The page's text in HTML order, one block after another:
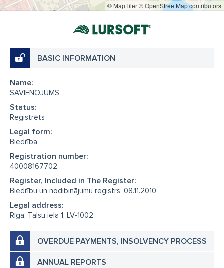
© MapTiler© OpenStreetMap contributors
BASIC INFORMATION
Name:
SAVIENOJUMS
Status:
Reģistrēts
Legal form:
Biedrība
Registration number:
40008167702
Register, Included in The Register:
Biedrību un nodibinājumu reģistrs, 08.11.2010
Legal address:
Rīga, Talsu iela 1, LV-1002
OVERDUE PAYMENTS, INSOLVENCY PROCESS
ANNUAL REPORTS